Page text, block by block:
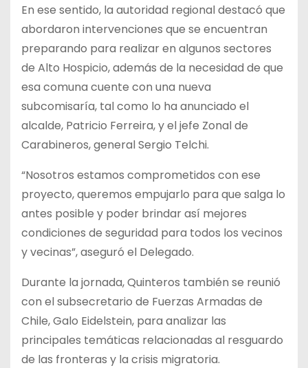
En ese sentido, la autoridad regional destacó que
abordaron intervenciones que se encuentran
preparando para realizar en algunos sectores
de Alto Hospicio, además de la necesidad de que
esa comuna cuente con una nueva
subcomisaría, tal como lo ha anunciado el
alcalde, Patricio Ferreira, y el jefe Zonal de
Carabineros, general Sergio Telchi.
“Nosotros estamos comprometidos con ese
proyecto, queremos empujarlo para que salga lo
antes posible y poder brindar así mejores
condiciones de seguridad para todos los vecinos
y vecinas”, aseguró el Delegado.
Durante la jornada, Quinteros también se reunió
con el subsecretario de Fuerzas Armadas de
Chile, Galo Eidelstein, para analizar las
principales temáticas relacionadas al resguardo
de las fronteras y la crisis migratoria.